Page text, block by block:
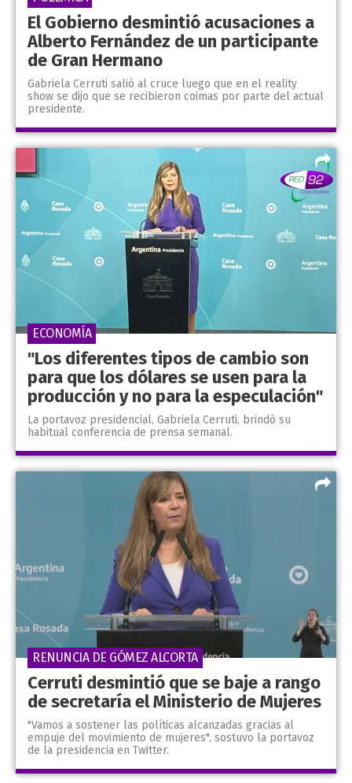
El Gobierno desmintió acusaciones a
Alberto Fernández de un participante
de Gran Hermano
Gabriela Cerruti salió al cruce luego que en el reality
show se dijo que se recibieron coimas por parte del actual
presidente.
"Los diferentes tipos de cambio son
para que los dólares se usen para la
producción y no para la especulación"
La portavoz presidencial, Gabriela Cerruti, brindó su
habitual conferencia de prensa semanal.
ECONOMÍA
Cerruti desmintió que se baje a rango
de secretaría el Ministerio de Mujeres
"Vamos a sostener las políticas alcanzadas gracias al
empuje del movimiento de mujeres", sostuvo la portavoz
de la presidencia en Twitter.
RENUNCIA DE GÓMEZ ALCORTA